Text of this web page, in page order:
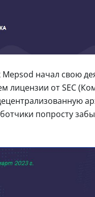
начал свою
лицензии от SEC
попросту